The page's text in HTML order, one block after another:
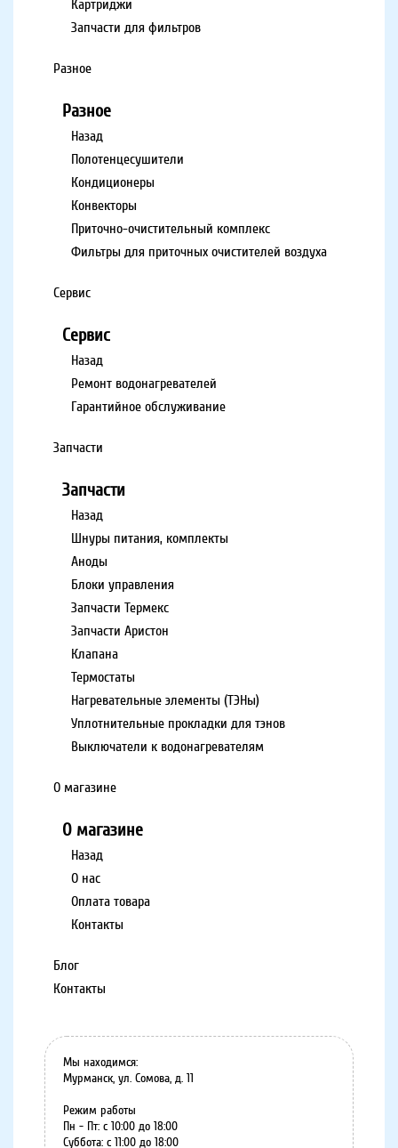
Картриджи
Запчасти для фильтров
Разное
Разное
Назад
Полотенцесушители
Кондиционеры
Конвекторы
Приточно-очистительный комплекс
Фильтры для приточных очистителей воздуха
Сервис
Сервис
Назад
Ремонт водонагревателей
Гарантийное обслуживание
Запчасти
Запчасти
Назад
Шнуры питания, комплекты
Аноды
Блоки управления
Запчасти Термекс
Запчасти Аристон
Клапана
Термостаты
Нагревательные элементы (ТЭНы)
Уплотнительные прокладки для тэнов
Выключатели к водонагревателям
О магазине
О магазине
Назад
О нас
Оплата товара
Контакты
Блог
Контакты
Мы находимся:
Мурманск, ул. Сомова, д. 11
Режим работы
Пн - Пт: с 10:00 до 18:00
Суббота: с 11:00 до 18:00